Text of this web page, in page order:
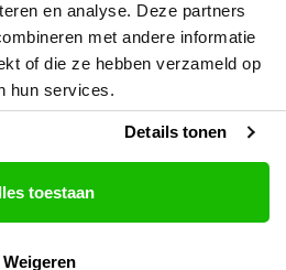
en analyse. Deze partners
met andere informatie
of die ze hebben verzameld op
hun services.
Details tonen
toestaan
Weigeren
een GlowGolf
kun je GlowGolf